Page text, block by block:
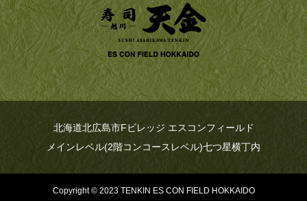
北海道北広島市Fビレッジ エスコンフィールド
メインレベル(2階コンコースレベル)七つ星横丁内
Copyright © 2023 TENKIN ES CON FIELD HOKKAIDO